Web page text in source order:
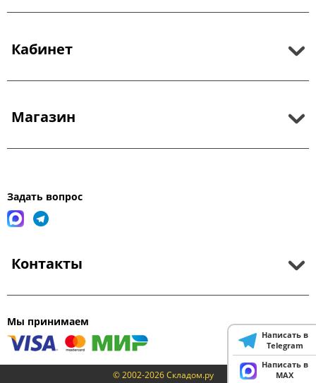
Кабинет
Магазин
Задать вопрос
Контакты
Мы принимаем
Написать в
Telegram
Написать в
MAX
© 2002-2026 Складом.ру